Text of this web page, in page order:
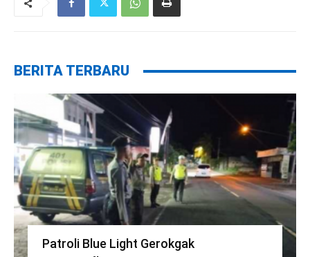
BERITA TERBARU
Patroli Blue Light Gerokgak